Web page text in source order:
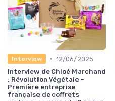
Interview • 12/06/2025
Interview de Chloé Marchand
: Révolution Végétale -
Première entreprise
française de coffrets